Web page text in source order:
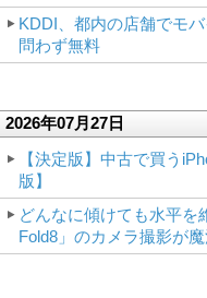
KDDI、都内の店舗でモ
問わず無料
2026年07月27日
【決定版】中古で買う
版】
どんなに傾けても水平を
Fold8」のカメラ撮影が